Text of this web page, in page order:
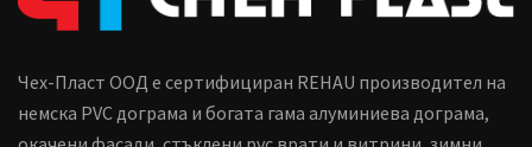
Чех-Пласт ООД е сертифициран REHAU производител на
немска PVC дограма и богата гама алуминиева дограма,